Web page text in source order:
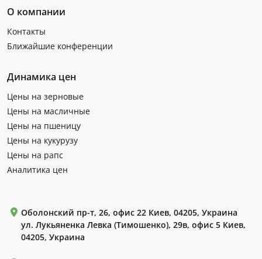
О компании
Контакты
Ближайшие конференции
Динамика цен
Цены на зерновые
Цены на масличные
Цены на пшеницу
Цены на кукурузу
Цены на рапс
Аналитика цен
Оболонский пр-т, 26, офис 22 Киев, 04205, Украина
ул. Лукьяненка Левка (Тимошенко), 29в, офис 5 Киев,
04205, Украина